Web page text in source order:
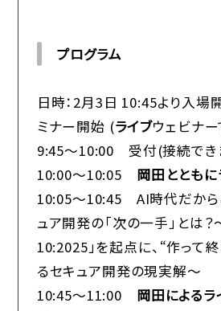
プログラム
日時：2月3日 10:45より入場
ミナー開始 (ライブウェビナ
9:45～10:00 受付(接続でき
10:00～10:05 岡田ととも
10:05～10:45 AI時代だから
ュア開発の「次の一手」とは
10:2025」を起点に、“作って
るセキュア開発の現実解～
10:45～11:00 岡田によるラ